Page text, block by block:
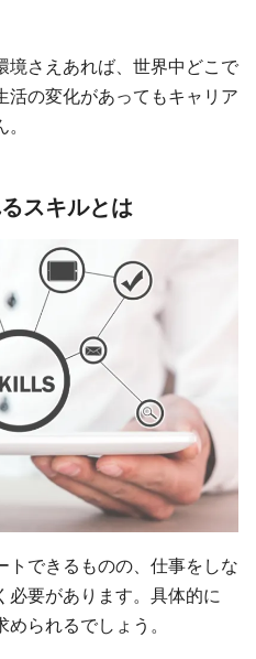
境さえあれば、世界中どこで
活の変化があってもキャリア
スキルとは
トできるものの、仕事をしな
必要があります。具体的に
られるでしょう。